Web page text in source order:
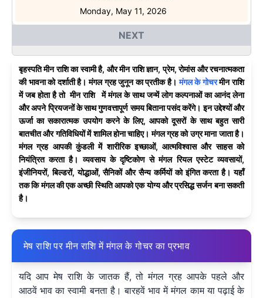
Monday, May 11, 2026
NEXT
बृहस्पति मीन राशि का स्वामी है, और मीन राशि ज्ञान, प्रेम, रोमांस और रचनात्मकता
की भावना को दर्शाती है। मंगल ग्रह जुनून का प्रतीक है।मंगल के गोचरमीन राशि
में जब होता है तो मीन राशि में मंगल के साथ जन्में लोग कल्पनाओं का आनंद लेना
और अपने प्रियजनों के साथ गुणवत्तापूर्ण समय बिताना पसंद करेंगे। इन उद्देश्यों और
ऊर्जा का सकारात्मक उपयोग करने के लिए, आपको दूसरों के साथ बहुत सारी
बातचीत और गतिविधियों में शामिल होना चाहिए। मंगल ग्रह को उग्र माना जाता है।
मंगल ग्रह आपकी कुंडली में शारीरिक इच्छाओं, आत्मविश्वास और साहस को
नियंत्रित करता है। व्यवसाय के दृष्टिकोण से मंगल रियल एस्टेट व्यवसायों,
इंजीनियरों, बिल्डरों, योद्धाओं, सैनिकों और सैन्य कर्मियों को इंगित करता है। यहाँ
तक कि मंगल की एक अच्छी स्थिति आपको एक योग्य और प्रसिद्ध सर्जन बना सकती
है।
मेष राशि पर मीन राशि में मंगल के गोचर का प्रभाव
यदि आप मेष राशि के जातक हैं, तो मंगल ग्रह आपके पहले और
आठवें भाव का स्वामी बनता है। बारहवें भाव में मंगल काम या पढ़ाई के